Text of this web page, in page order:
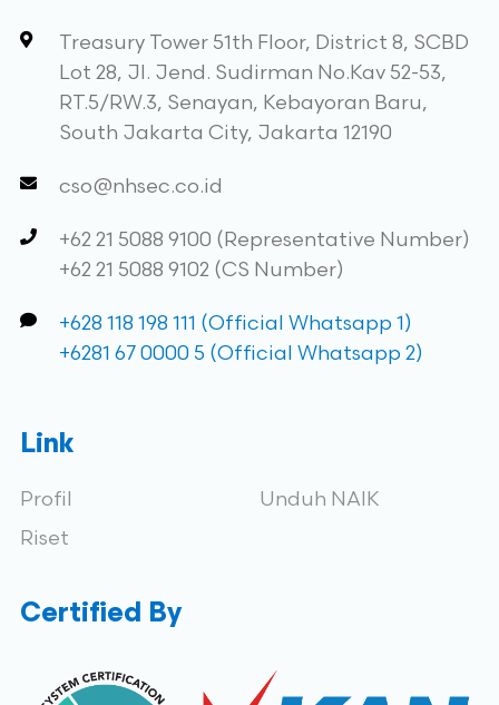
Treasury Tower 51th Floor, District 8, SCBD
Lot 28, Jl. Jend. Sudirman No.Kav 52-53,
RT.5/RW.3, Senayan, Kebayoran Baru,
South Jakarta City, Jakarta 12190
cso@nhsec.co.id
+62 21 5088 9100 (Representative Number)
+62 21 5088 9102 (CS Number)
+628 118 198 111 (Official Whatsapp 1)
+6281 67 0000 5 (Official Whatsapp 2)
Link
Profil
Riset
Unduh NAIK
Certified By